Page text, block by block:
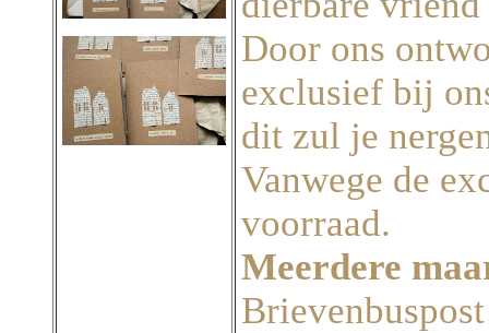
Door ons
exclusief bij
dit zul je
Vanwege de
voorraad.
Meerdere
Brievenbuspost